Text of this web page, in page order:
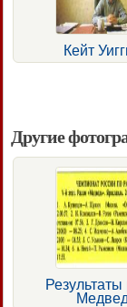
Кейт
Другие